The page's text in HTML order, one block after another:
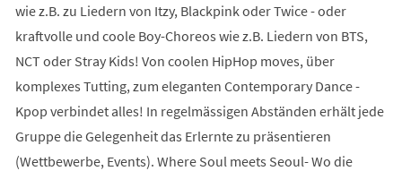
wie z.B. zu Liedern von Itzy, Blackpink oder Twice - oder
kraftvolle und coole Boy-Choreos wie z.B. Liedern von BTS,
NCT oder Stray Kids! Von coolen HipHop moves, über
komplexes Tutting, zum eleganten Contemporary Dance -
Kpop verbindet alles! In regelmässigen Abständen erhält jede
Gruppe die Gelegenheit das Erlernte zu präsentieren
(Wettbewerbe, Events). Where Soul meets Seoul- Wo die